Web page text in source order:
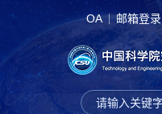
OA 邮箱登录